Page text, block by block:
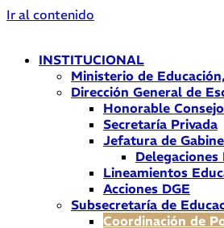
Ir al contenido
INSTITUCIONAL
Ministerio de
Dirección General de
Honorable
Secretaría Privada
Jefatura de
Delegaciones
Lineamientos
Acciones DGE
Subsecretaría de
Coordinación de